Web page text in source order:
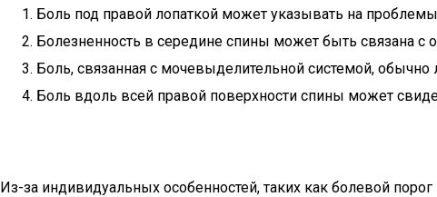
Боль под правой лопаткой может указывать на
Болезненность в середине спины может быть связана с
Боль, связанная с мочевыделительной системой,
Боль вдоль всей правой поверхности спины может
Из-за индивидуальных особенностей, таких как болевой порог